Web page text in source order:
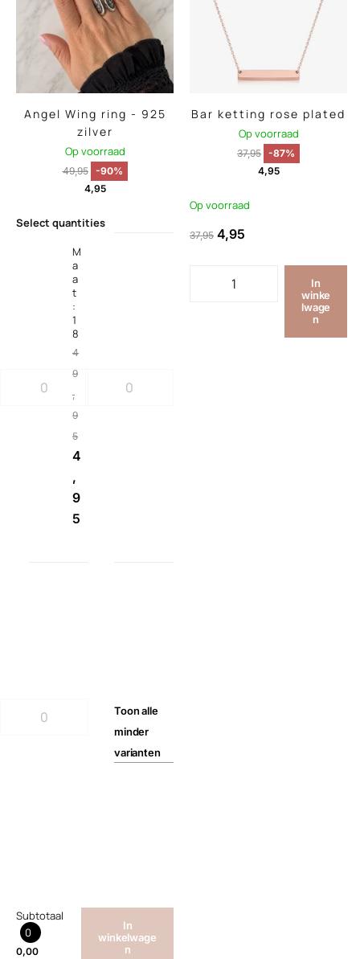
Angel Wing ring - 925
zilver
Op voorraad
49,95
-90%
4,95
Select quantities
M
a
a
t
:
1
8
4
9
,
9
5
4
,
9
5
Toonalle
minder
varianten
Subtotaal
0
0,00
In
winkelwage
n
Bar ketting rose plated
Op voorraad
37,95 -87%
4,95
Op voorraad
37,95 4,95
In
winke
lwage
n